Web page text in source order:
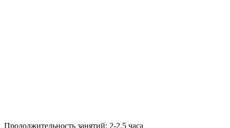
Продолжительность занятий: 2-2,5 часа